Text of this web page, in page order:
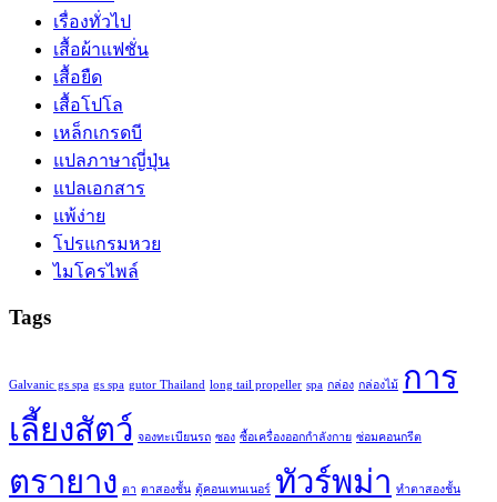
เรื่องทั่วไป
เสื้อผ้าแฟชั่น
เสื้อยืด
เสื้อโปโล
เหล็กเกรดบี
แปลภาษาญี่ปุ่น
แปลเอกสาร
แพ้ง่าย
โปรแกรมหวย
ไมโครไพล์
Tags
Galvanic gs spa gs spa gutor Thailand long tail propeller spa กล่อง กล่องไม้
การ
เลี้ยงสัตว์ จองทะเบียนรถ ซอง ซื้อเครื่องออกกำลังกาย ซ่อมคอนกรีต
ตรายาง ตา ตาสองชั้น ตู้คอนเทนเนอร์ ทัวร์พม่า ทำตาสองชั้น